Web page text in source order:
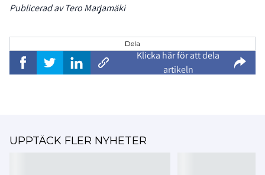
Publicerad av Tero Marjamäki
Dela
Klicka här för att dela
artikeln
UPPTÄCK FLER NYHETER